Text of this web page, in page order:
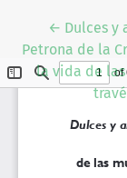
← Volver a
Dulces y
Petrona de la
la vida de